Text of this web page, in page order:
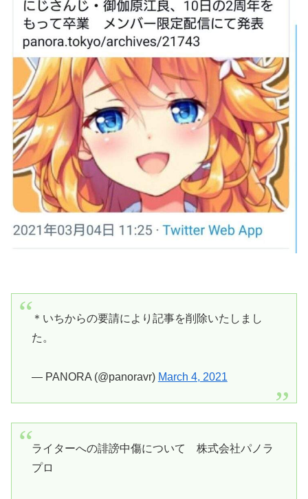
＊いちからの要請により記事を削除いたしまし
た。
— PANORA (@panoravr) March 4, 2021
ライターへの誹謗中傷について 株式会社パノラ
プロ